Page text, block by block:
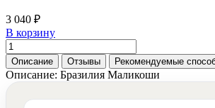
3 040 ₽
В корзину
Описание Отзывы Рекомендуемые
Описание: Бразилия Маликоши